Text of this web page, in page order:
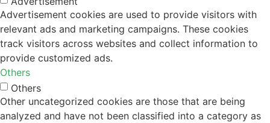
Advertisement cookies are used to provide visitors with
relevant ads and marketing campaigns. These cookies
track visitors across websites and collect information to
provide customized ads.
Others
Others
Other uncategorized cookies are those that are being
analyzed and have not been classified into a category as